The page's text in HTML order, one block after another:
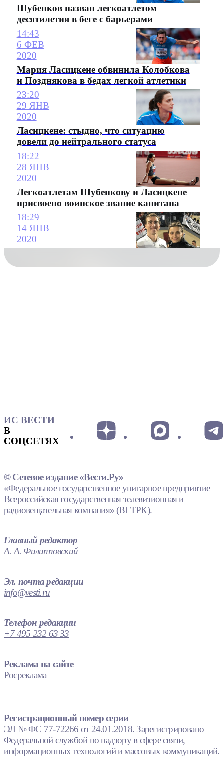
Шубенков назван легкоатлетом
десятилетия в беге с барьерами
14:43
6 ФЕВ
2020
Мария Ласицкене обвинила Колобкова
и Позднякова в бедах легкой атлетики
23:20
29 ЯНВ
2020
Ласицкене: стыдно, что ситуацию
довели до нейтрального статуса
18:22
28 ЯНВ
2020
Легкоатлетам Шубенкову и Ласицкене
присвоено воинское звание капитана
18:29
14 ЯНВ
2020
ИС ВЕСТИ
В
СОЦСЕТЯХ
© Сетевое издание «Вести.Ру»
«Федеральное государственное унитарное предприятие
Всероссийская государственная телевизионная и
радиовещательная компания» (ВГТРК).
Главный редактор
А. А. Филипповский
Эл. почта редакции
info@vesti.ru
Телефон редакции
+7 495 232 63 33
Реклама на сайте
Росреклама
Регистрационный номер серии
ЭЛ № ФС 77-72266 от 24.01.2018. Зарегистрировано
Федеральной службой по надзору в сфере связи,
информационных технологий и массовых коммуникаций.